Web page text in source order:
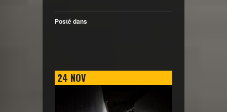
Posté dans
24 NOV